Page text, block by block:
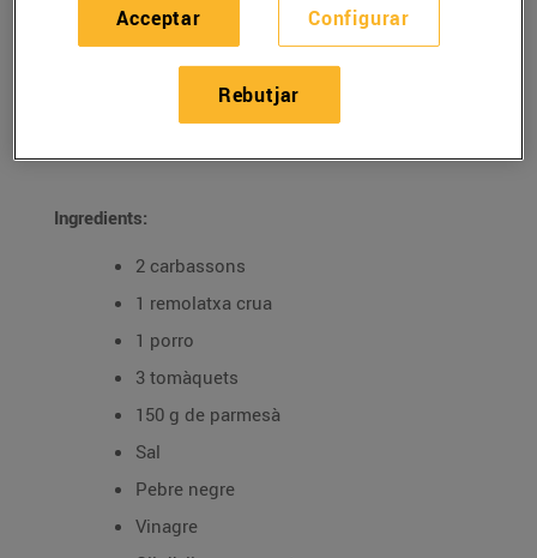
Recepta de carpaccio
de carbassó, remolatxa
i parmesà
Ingredients:
2 carbassons
1 remolatxa crua
1 porro
3 tomàquets
150 g de parmesà
Sal
Pebre negre
Vinagre
Configurar
Rebutjar
Acceptar